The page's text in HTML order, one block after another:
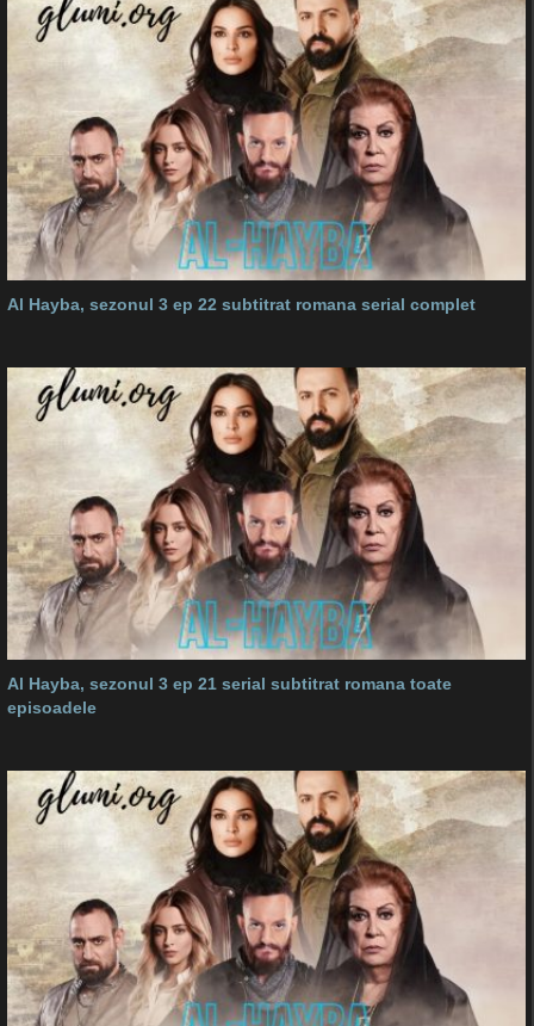
Al Hayba, sezonul 3 ep 22 subtitrat romana serial complet
Al Hayba, sezonul 3 ep 21 serial subtitrat romana toate
episoadele